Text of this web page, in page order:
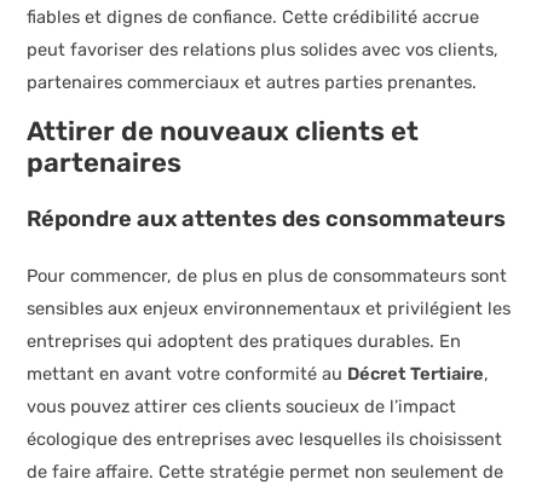
fiables et dignes de confiance. Cette crédibilité accrue
peut favoriser des relations plus solides avec vos clients,
partenaires commerciaux et autres parties prenantes.
Attirer de nouveaux clients et
partenaires
Répondre aux attentes des consommateurs
Pour commencer, de plus en plus de consommateurs sont
sensibles aux enjeux environnementaux et privilégient les
entreprises qui adoptent des pratiques durables. En
mettant en avant votre conformité au Décret Tertiaire,
vous pouvez attirer ces clients soucieux de l’impact
écologique des entreprises avec lesquelles ils choisissent
de faire affaire. Cette stratégie permet non seulement de